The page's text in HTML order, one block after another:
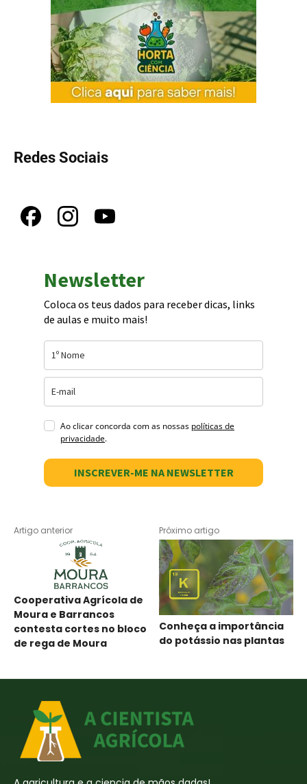
Redes Sociais
Newsletter
Coloca os teus dados para receber dicas, links
de aulas e muito mais!
Ao clicar concorda com as nossas políticas de
privacidade.
INSCREVER-ME NA NEWSLETTER
Artigo anterior
Cooperativa Agrícola de
Moura e Barrancos
contesta cortes no bloco
de rega de Moura
Próximo artigo
Conheça a importância
do potássio nas plantas